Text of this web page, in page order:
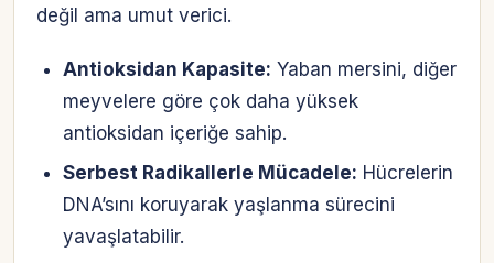
değil ama umut verici.
Antioksidan Kapasite: Yaban mersini, diğer
meyvelere göre çok daha yüksek
antioksidan içeriğe sahip.
Serbest Radikallerle Mücadele: Hücrelerin
DNA’sını koruyarak yaşlanma sürecini
yavaşlatabilir.